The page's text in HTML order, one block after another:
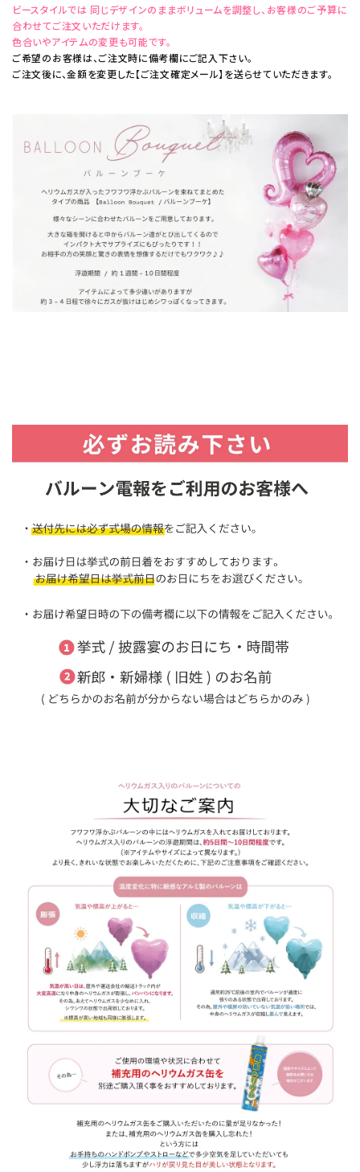
ビースタイルでは 同じデザインのままボリュームを調整し、お客様のご予算に
合わせてご注文いただけます。
色合いやアイテムの変更も可能です。
ご希望のお客様は、ご注文時に備考欄にご記入下さい。
ご注文後に、金額を変更した【ご注文確定メール】を送らせていただきます。